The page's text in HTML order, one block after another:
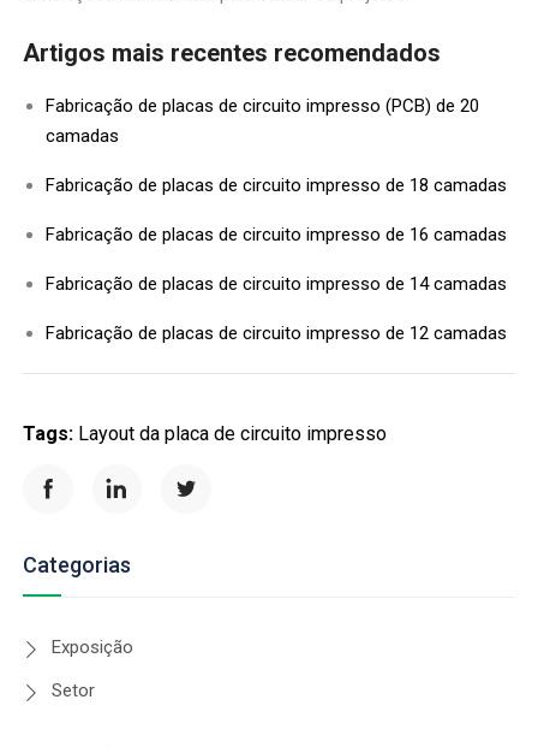
Artigos mais recentes recomendados
Fabricação de placas de circuito impresso (PCB) de 20
camadas
Fabricação de placas de circuito impresso de 18 camadas
Fabricação de placas de circuito impresso de 16 camadas
Fabricação de placas de circuito impresso de 14 camadas
Fabricação de placas de circuito impresso de 12 camadas
Tags: Layout da placa de circuito impresso
Categorias
Exposição
Setor